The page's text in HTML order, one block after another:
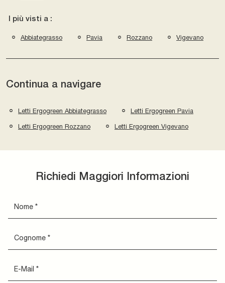
I più visti a :
Abbiategrasso Pavia Rozzano Vigevano
Continua a navigare
Letti Ergogreen Abbiategrasso Letti Ergogreen Pavia
Letti Ergogreen Rozzano Letti Ergogreen Vigevano
Richiedi Maggiori Informazioni